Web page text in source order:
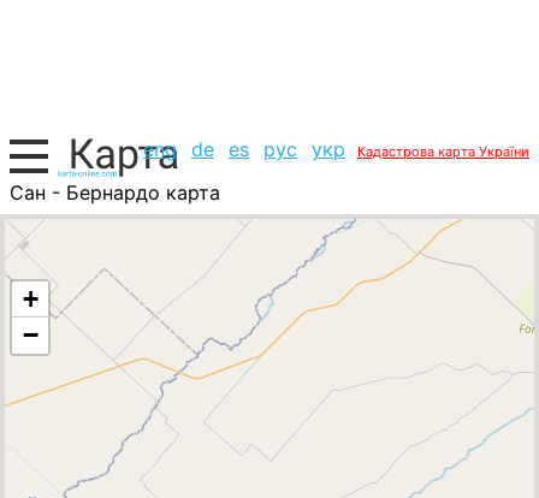
eng de es рус укр Кадастрова карта України
Сан - Бернардо карта
Аргентина, список міст
+
−